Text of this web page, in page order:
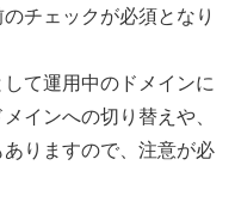
チェックが必須となり
て運用中のドメインに
インへの切り替えや、
りますので、注意が必